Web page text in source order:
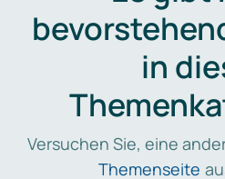
in
Versuchen Sie, eine
Themenseite